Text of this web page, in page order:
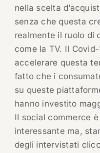
nella scelta
senza che questa
realmente il ruolo di
come la TV. Il
accelerare questa
fatto che i
su queste
hanno investito
Il social commerce
interessante ma,
degli intervistati